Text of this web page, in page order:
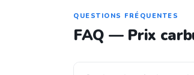
QUESTIONS FRÉQUENTES
FAQ — Prix